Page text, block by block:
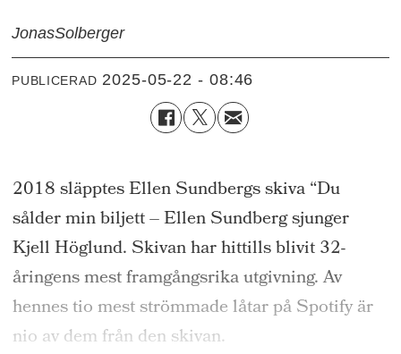
JonasSolberger
PUBLICERAD 2025-05-22 - 08:46
2018 släpptes Ellen Sundbergs skiva “Du
sålder min biljett – Ellen Sundberg sjunger
Kjell Höglund. Skivan har hittills blivit 32-
åringens mest framgångsrika utgivning. Av
hennes tio mest strömmade låtar på Spotify är
nio av dem från den skivan.